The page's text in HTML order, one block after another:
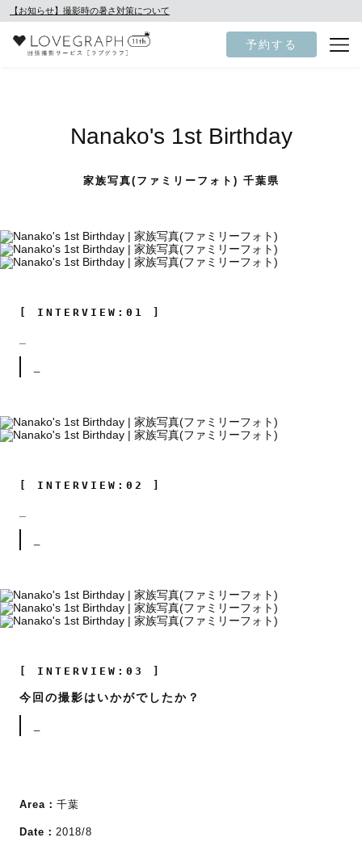
【お知らせ】撮影時の暑さ対策について
予約する
Nanako's 1st Birthday
家族写真(ファミリーフォト) 千葉県
[ INTERVIEW:01 ]
[ INTERVIEW:02 ]
[ INTERVIEW:03 ]
今回の撮影はいかがでしたか？
Area： 千葉
Date： 2018/8